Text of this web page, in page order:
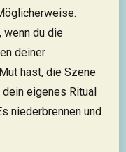
wenn du die
deiner
hast, die Szene
dein eigenes Ritual
niederbrennen und